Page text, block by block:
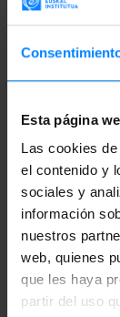
Esta página
Las cookies
el contenido y
sociales y
información
nuestros
web, quienes
que les haya
partir del uso
IMPORTE:
Información
Electrónicadel